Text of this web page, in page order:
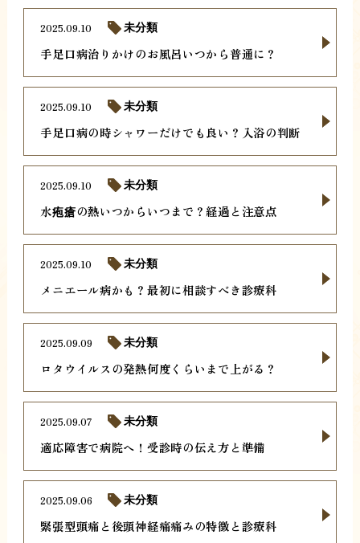
手足口病治りかけのお風呂いつから普通に？
2025.09.10 未分類
手足口病の時シャワーだけでも良い？入浴の判断
2025.09.10 未分類
水疱瘡の熱いつからいつまで？経過と注意点
2025.09.10 未分類
メニエール病かも？最初に相談すべき診療科
2025.09.10 未分類
ロタウイルスの発熱何度くらいまで上がる？
2025.09.09 未分類
適応障害で病院へ！受診時の伝え方と準備
2025.09.07 未分類
緊張型頭痛と後頭神経痛痛みの特徴と診療科
2025.09.06 未分類